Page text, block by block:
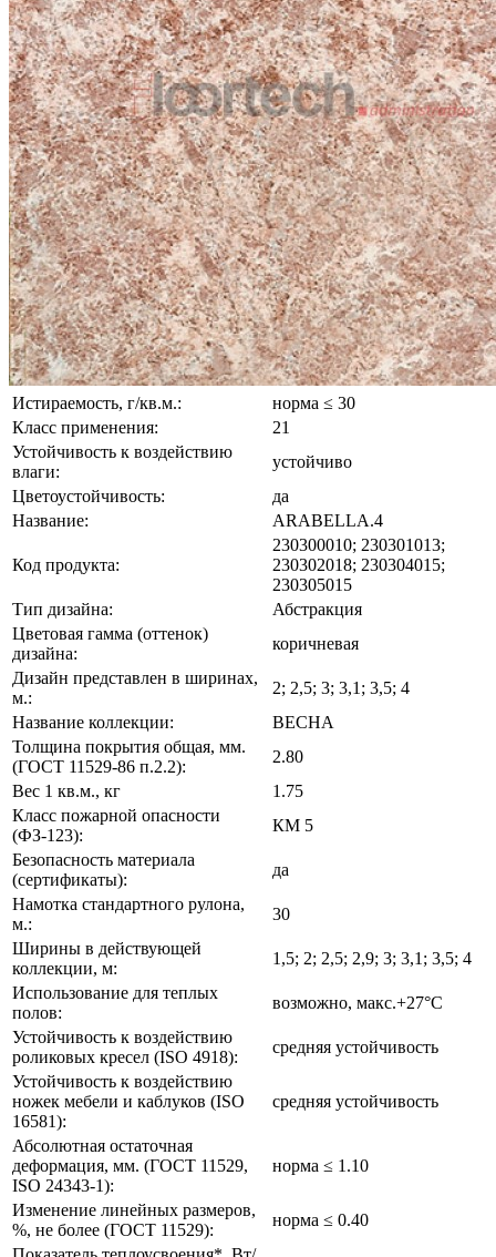
Истираемость, г/кв.м.:
норма ≤ 30
Класс применения:
21
Устойчивость к воздействию
влаги:
устойчиво
Цветоустойчивость:
да
Название:
ARABELLA.4
Код продукта:
230300010; 230301013;
230302018; 230304015;
230305015
Тип дизайна:
Абстракция
Цветовая гамма (оттенок)
дизайна:
коричневая
Дизайн представлен в ширинах,
м.:
2; 2,5; 3; 3,1; 3,5; 4
Название коллекции:
ВЕСНА
Толщина покрытия общая, мм.
(ГОСТ 11529-86 п.2.2):
2.80
Вес 1 кв.м., кг
1.75
Класс пожарной опасности
(ФЗ-123):
КМ 5
Безопасность материала
(сертификаты):
да
Намотка стандартного рулона,
м.:
30
Ширины в действующей
коллекции, м:
1,5; 2; 2,5; 2,9; 3; 3,1; 3,5; 4
Использование для теплых
полов:
возможно, макс.+27°С
Устойчивость к воздействию
роликовых кресел (ISO 4918):
средняя устойчивость
Устойчивость к воздействию
ножек мебели и каблуков (ISO
16581):
средняя устойчивость
Абсолютная остаточная
деформация, мм. (ГОСТ 11529,
ISO 24343-1):
норма ≤ 1.10
Изменение линейных размеров,
%, не более (ГОСТ 11529):
норма ≤ 0.40